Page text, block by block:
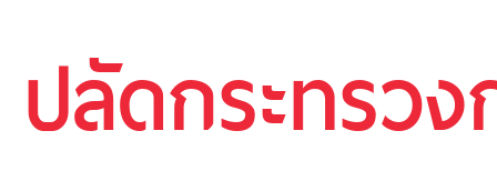
ปลัดกระทรว